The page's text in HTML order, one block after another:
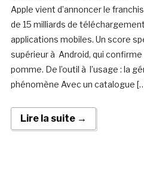
Apple vient d’annoncer le
de 15 milliards de
applications mobiles. Un score
supérieur à Android, qui
pomme. De l’outil à l’usage : la
phénomène Avec un catalogue
Lire la suite →